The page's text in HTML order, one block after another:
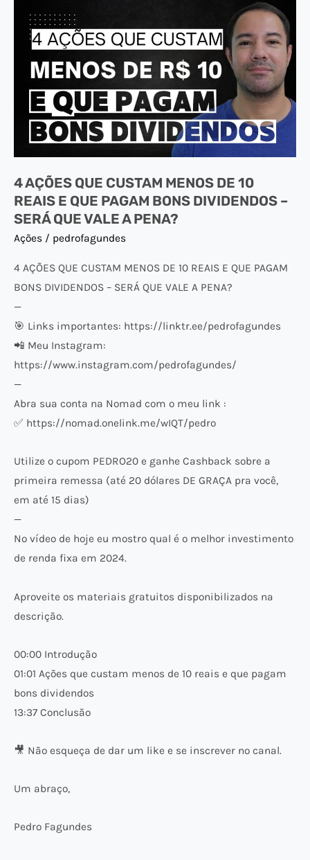
4 AÇÕES QUE CUSTAM MENOS DE 10
REAIS E QUE PAGAM BONS DIVIDENDOS –
SERÁ QUE VALE A PENA?
Ações / pedrofagundes
4 AÇÕES QUE CUSTAM MENOS DE 10 REAIS E QUE PAGAM
BONS DIVIDENDOS – SERÁ QUE VALE A PENA?
—
🎯 Links importantes: https://linktr.ee/pedrofagundes
📲 Meu Instagram:
https://www.instagram.com/pedrofagundes/
—
Abra sua conta na Nomad com o meu link :
✅ https://nomad.onelink.me/wIQT/pedro
Utilize o cupom PEDRO20 e ganhe Cashback sobre a
primeira remessa (até 20 dólares DE GRAÇA pra você,
em até 15 dias)
—
No vídeo de hoje eu mostro qual é o melhor investimento
de renda fixa em 2024.
Aproveite os materiais gratuitos disponibilizados na
descrição.
00:00 Introdução
01:01 Ações que custam menos de 10 reais e que pagam
bons dividendos
13:37 Conclusão
🎥 Não esqueça de dar um like e se inscrever no canal.
Um abraço,
Pedro Fagundes
AÇÕES
QUE
CUSTAM
REAIS
QUE
PAGAM
BONS
DIVIDENDOS